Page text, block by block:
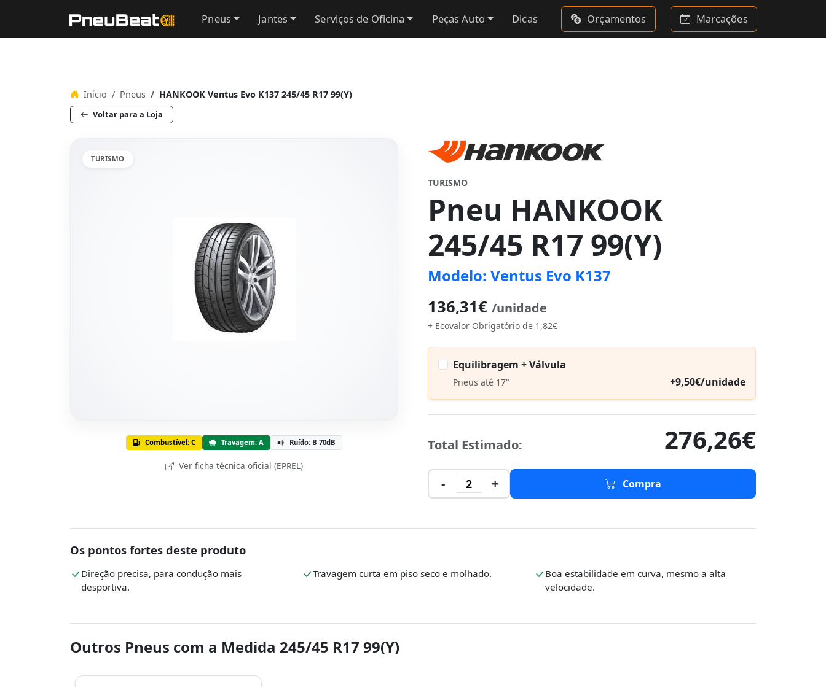
Pneus Jantes Serviços de Oficina Peças Auto Dicas Orçamentos Marcações
Início Pneus HANKOOK Ventus Evo K137 245/45 R17 99(Y)
Voltar para a Loja
TURISMO
Combustível: C Travagem: A Ruído: B 70dB
Ver ficha técnica oficial (EPREL)
TURISMO
Pneu HANKOOK
245/45 R17 99(Y)
Modelo: Ventus Evo K137
136,31€ /unidade
+ Ecovalor Obrigatório de 1,82€
Equilibragem + Válvula
Pneus até 17" +9,50€/unidade
Total Estimado: 276,26€
- 2 + Compra
Os pontos fortes deste produto
Direção precisa, para condução mais
desportiva.
Travagem curta em piso seco e molhado.
Boa estabilidade em curva, mesmo a alta
velocidade.
Outros Pneus com a Medida 245/45 R17 99(Y)